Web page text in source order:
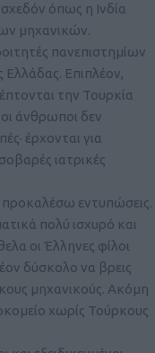
όπως η Ινδία
μηχανικών.
πανεπιστημίων
Επιπλέον,
την Τουρκία
άνθρωποι δεν
έρχονται για
ιατρικές
εντυπώσεις.
πολύ ισχυρό και
οι Έλληνες φίλοι
δύσκολο να βρεις
μηχανικούς. Ακόμη
χωρίς Τούρκους